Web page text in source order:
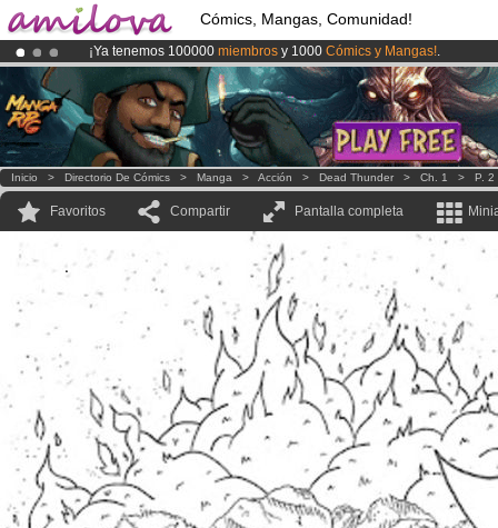
Cómics, Mangas, Comunidad!
¡Ya tenemos 100000 miembros y 1000 Cómics y Mangas!.
¡Conviertete en Premium por3.95 eurosal mes!Hazte Premium ya
El Kickstarter Amilova está desormado lanzado!.
Inicio > Directorio De Cómics > Manga > Acción > Dead Thunder > Ch. 1 > P. 2
Favoritos Compartir Pantalla completa
.